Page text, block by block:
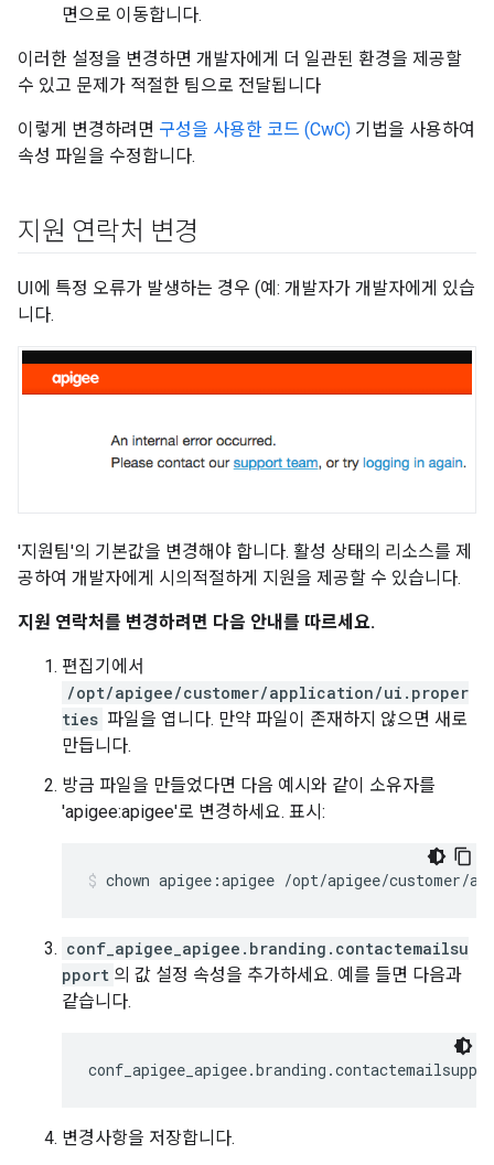
면으로 이동합니다.
이러한 설정을 변경하면 개발자에게 더 일관된 환경을 제공할
수 있고 문제가 적절한 팀으로 전달됩니다
이렇게 변경하려면 구성을 사용한 코드 (CwC) 기법을 사용하여
속성 파일을 수정합니다.
지원 연락처 변경
UI에 특정 오류가 발생하는 경우 (예: 개발자가 개발자에게 있습
니다.
'지원팀'의 기본값을 변경해야 합니다. 활성 상태의 리소스를 제
공하여 개발자에게 시의적절하게 지원을 제공할 수 있습니다.
지원 연락처를 변경하려면 다음 안내를 따르세요.
편집기에서
/opt/apigee/customer/application/ui.proper
ties 파일을 엽니다. 만약 파일이 존재하지 않으면 새로
만듭니다.
방금 파일을 만들었다면 다음 예시와 같이 소유자를
'apigee:apigee'로 변경하세요. 표시:
chown apigee:apigee /opt/apigee/customer/
conf_apigee_apigee.branding.contactemailsu
pport 의 값 설정 속성을 추가하세요. 예를 들면 다음과
같습니다.
변경사항을 저장합니다.